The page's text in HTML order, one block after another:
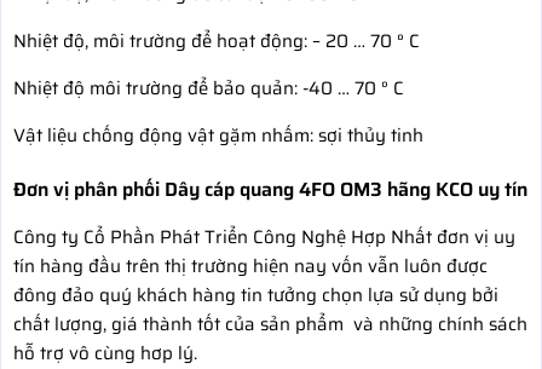
Nhiệt độ, môi trường để hoạt động: – 20 … 70 ° C
Nhiệt độ môi trường để bảo quản: -40 … 70 ° C
Vật liệu chống động vật gặm nhấm: sợi thủy tinh
Đơn vị phân phối Dây cáp quang 4FO OM3 hãng KCO uy tín
Công ty Cổ Phần Phát Triển Công Nghệ Hợp Nhất đơn vị uy
tín hàng đầu trên thị trường hiện nay vốn vẫn luôn được
đông đảo quý khách hàng tin tưởng chọn lựa sử dụng bởi
chất lượng, giá thành tốt của sản phẩm và những chính sách
hỗ trợ vô cùng hơp lý.